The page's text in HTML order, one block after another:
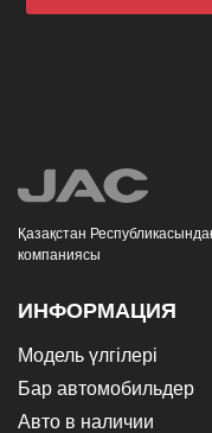
Қазақстан
компаниясы
ИНФОРМАЦИЯ
Модель үлгілері
Бар автомобильдер
Авто в наличии